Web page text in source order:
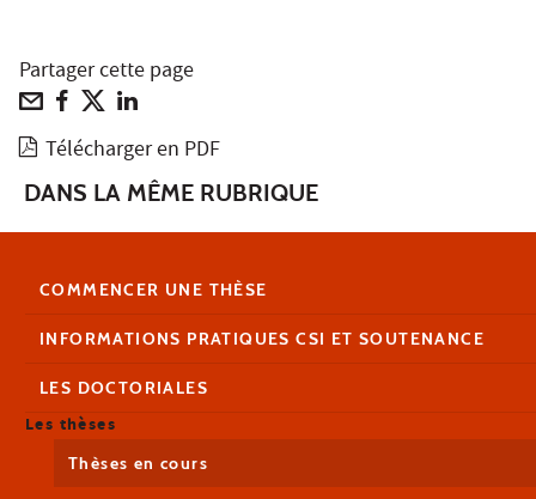
Partager cette page
Télécharger en PDF
DANS LA MÊME RUBRIQUE
COMMENCER UNE THÈSE
INFORMATIONS PRATIQUES CSI ET SOUTENANCE
LES DOCTORIALES
Les thèses
Thèses en cours